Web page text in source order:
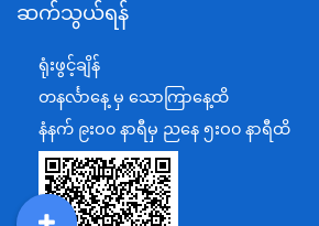
စီမံကိန်း၊ဘဏ္ဍာရေးနှင့်စက်မှုဝန်ကြီးဌာန
အပြည်ပြည်ဆိုင်ရာပူးပေါင်းဆောင်ရွက်ရ
ပြန်ကြားရေးဝန်ကြီးဌာန
သာသနာရေးနှင့် ယဉ်ကျေးမှုဝန်ကြီးဌာန
စိုက်ပျိုးရေး၊မွေးမြူရေးနှင့်ဆည်မြောင်း
ဆက်သွယ်ရန်
ရုံးဖွင့်ချိန်
တနင်္လာနေ့ မှ သောကြာနေ့ထိ
နံနက် ၉းဝ၀ နာရီမှ ညနေ ၅းဝ၀ နာရီထိ